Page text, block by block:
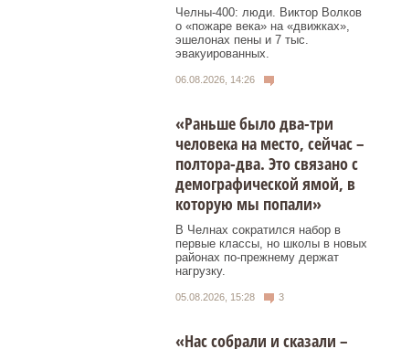
Челны-400: люди. Виктор Волков
о «пожаре века» на «движках»,
эшелонах пены и 7 тыс.
эвакуированных.
06.08.2026, 14:26
«Раньше было два-три
человека на место, сейчас –
полтора-два. Это связано с
демографической ямой, в
которую мы попали»
В Челнах сократился набор в
первые классы, но школы в новых
районах по-прежнему держат
нагрузку.
05.08.2026, 15:28 3
«Нас собрали и сказали –